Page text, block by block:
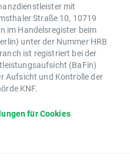
mit
Straße 10, 10719
im Handelsregister beim
unter der Nummer HRB
ist registriert bei der
(BaFin)
Aufsicht und Kontrolle der
KNF.
für Cookies